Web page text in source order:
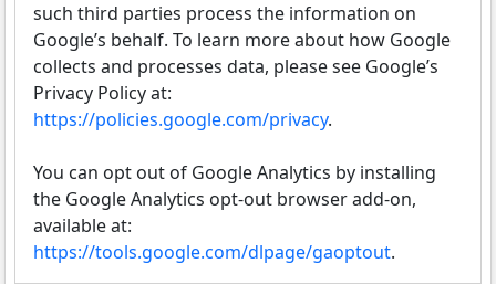
such third parties process the information on
Google’s behalf. To learn more about how Google
collects and processes data, please see Google’s
Privacy Policy at:
https://policies.google.com/privacy.
You can opt out of Google Analytics by installing
the Google Analytics opt-out browser add-on,
available at:
https://tools.google.com/dlpage/gaoptout.